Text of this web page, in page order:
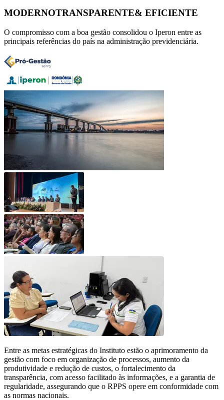
MODERNOTRANSPARENTE& EFICIENTE
O compromisso com a boa gestão consolidou o Iperon entre as
principais referências do país na administração previdenciária.
Entre as metas estratégicas do Instituto estão o aprimoramento da
gestão com foco em organização de processos, aumento da
produtividade e redução de custos, o fortalecimento da
transparência, com acesso facilitado às informações, e a garantia de
regularidade, assegurando que o RPPS opere em conformidade com
as normas nacionais.